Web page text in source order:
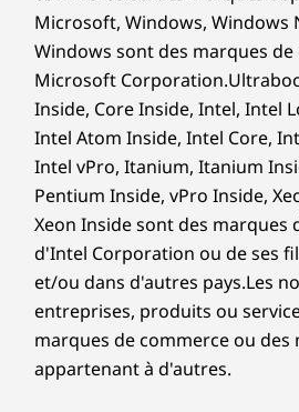
Microsoft, Windows, Windows
Windows sont des marques
Microsoft
Inside, Core Inside, Intel, Intel
Intel Atom Inside, Intel Core,
Intel vPro, Itanium, Itanium
Pentium Inside, vPro Inside,
Xeon Inside sont des marques
d'Intel Corporation ou de ses
et/ou dans d'autres pays.Les
entreprises, produits ou
marques de commerce ou des
appartenant à d'autres.